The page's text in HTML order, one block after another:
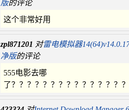
版的评论
这个非常好用
zpl871201 对雷电模拟器
净版的评论
555电影去哪
了？？？？？？？？？？？？？？？